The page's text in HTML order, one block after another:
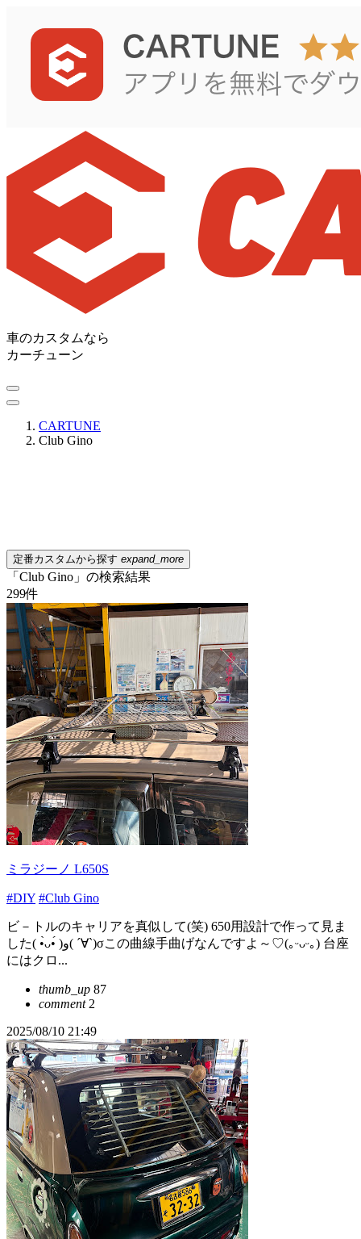
車のカスタムなら
カーチューン
CARTUNE
Club Gino
定番カスタムから探す expand_more
「Club Gino」の検索結果
299件
ミラジーノ L650S
#DIY #Club Gino
ビ－トルのキャリアを真似して(笑) 650用設計で作って見ま
した( •̀ᴗ•́ )و( ´∀`)σこの曲線手曲げなんですよ～♡(｡ᵕᴗᵕ｡) 台座
にはクロ...
thumb_up 87
comment2
2025/08/10 21:49